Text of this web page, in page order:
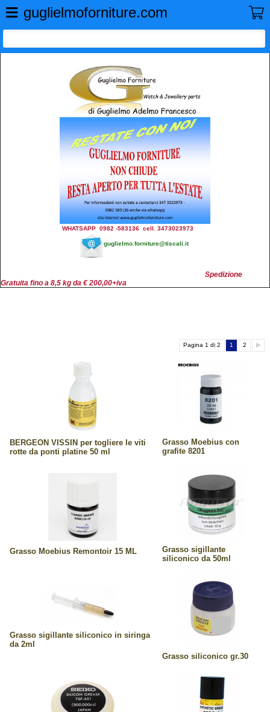
guglielmoforniture.com
GUGLIELMO FORNITURE
WHATSAPP 0982 -583136 cell. 3473023973
guglielmo.forniture@tiscali.it
Spedizione
Gratuita fino a 8,5 kg da € 200,00+iva
Pagina 1 di 2 1 2
BERGEON VISSIN per togliere le viti
rotte da ponti platine 50 ml
Grasso Moebius con
grafite 8201
Grasso Moebius Remontoir 15 ML
Grasso sigillante
siliconico da 50ml
Grasso sigillante siliconico in siringa
da 2ml
Grasso siliconico gr.30